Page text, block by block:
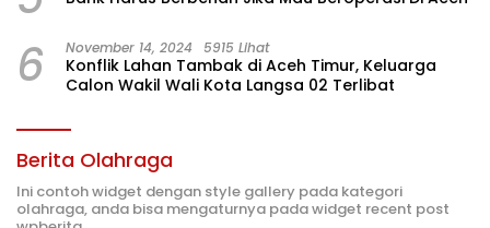
6 November 14, 2024 5915 Lihat
Konflik Lahan Tambak di Aceh Timur, Keluarga
Calon Wakil Wali Kota Langsa 02 Terlibat
Berita Olahraga
Ini contoh widget dengan style gallery pada kategori
olahraga, anda bisa mengaturnya pada widget recent post